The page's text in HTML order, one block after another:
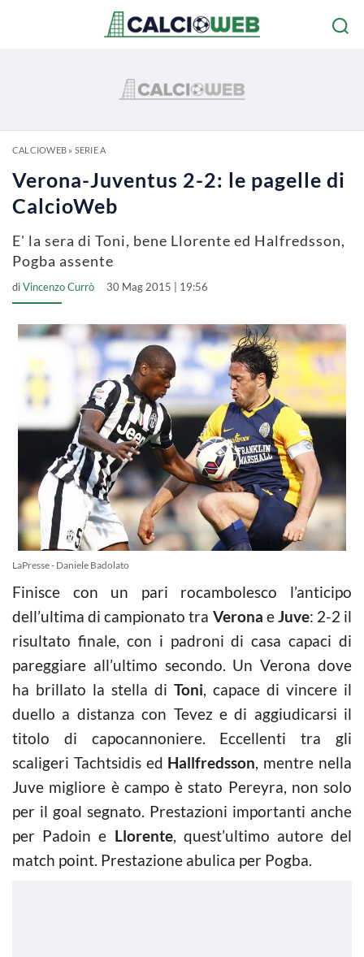
CALCIOWEB» SERIE A
Verona-Juventus 2-2: le pagelle di
CalcioWeb
E' la sera di Toni, bene Llorente ed Halfredsson,
Pogba assente
diVincenzo Currò 30 Mag 2015 | 19:56
LaPresse - Daniele Badolato
Finisce con un pari rocambolesco l’anticipo
dell’ultima di campionato tra Verona eJuve: 2-2 il
risultato finale, con i padroni di casa capaci di
pareggiare all’ultimo secondo. Un Verona dove
ha brillato la stella di Toni, capace di vincere il
duello a distanza con Tevez e di aggiudicarsi il
titolo di capocannoniere. Eccellenti tra gli
scaligeri Tachtsidis ed Hallfredsson, mentre nella
Juve migliore è campo è stato Pereyra, non solo
per il goal segnato. Prestazioni importanti anche
per Padoin e Llorente, quest’ultimo autore del
match point. Prestazione abulica per Pogba.